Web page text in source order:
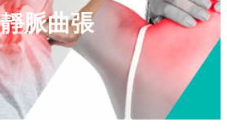
靜脈曲張